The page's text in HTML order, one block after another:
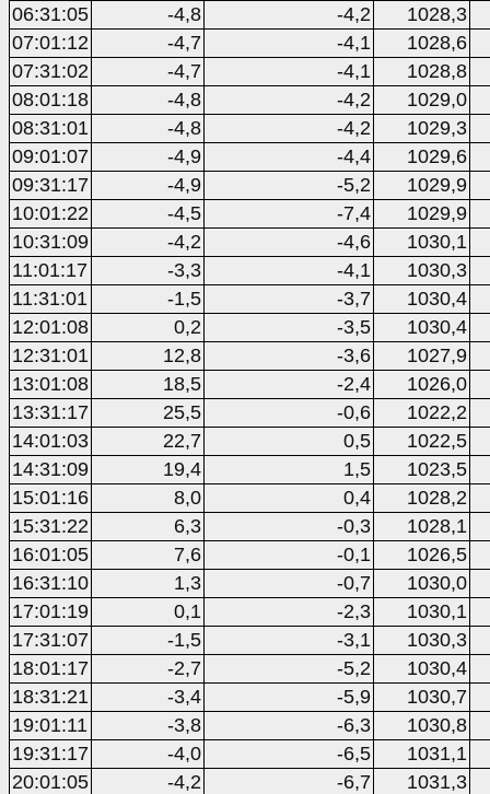
06:31:05
-4,8 -4,2
1028,3
07:01:12
-4,7 -4,1
1028,6
07:31:02
-4,7 -4,1
1028,8
08:01:18
-4,8 -4,2
1029,0
08:31:01
-4,8 -4,2
1029,3
09:01:07
-4,9 -4,4
1029,6
09:31:17
-4,9 -5,2
1029,9
10:01:22
-4,5 -7,4
1029,9
10:31:09
-4,2 -4,6
1030,1
11:01:17
-3,3 -4,1
1030,3
11:31:01
-1,5 -3,7
1030,4
12:01:08
0,2 -3,5
1030,4
12:31:01
12,8 -3,6
1027,9
13:01:08
18,5 -2,4
1026,0
13:31:17
25,5 -0,6
1022,2
14:01:03
22,7 0,5
1022,5
14:31:09
19,4 1,5
1023,5
15:01:16
8,0 0,4
1028,2
15:31:22
6,3 -0,3
1028,1
16:01:05
7,6 -0,1
1026,5
16:31:10
1,3 -0,7
1030,0
17:01:19
0,1 -2,3
1030,1
17:31:07
-1,5 -3,1
1030,3
18:01:17
-2,7 -5,2
1030,4
18:31:21
-3,4 -5,9
1030,7
19:01:11
-3,8 -6,3
1030,8
19:31:17
-4,0 -6,5
1031,1
20:01:05
-4,2 -6,7
1031,3